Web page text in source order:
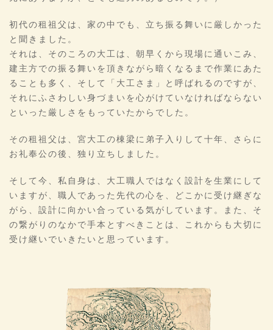
初代の租祖父は、家の中でも、立ち振る舞いに厳しかった
と聞きました。
それは、そのころの大工は、朝早くから現場に通いこみ、
建主方での振る舞いを頂きながら暗くなるまで作業にあた
ることも多く、そして「大工さま」と呼ばれるのですが、
それにふさわしい身づまいを心がけていなければならない
といった厳しさをもっていたからでした。
その租祖父は、宮大工の棟梁に弟子入りして十年、さらに
お礼奉公の後、独り立ちしました。
そして今、私自身は、大工職人ではなく設計を生業にして
いますが、職人であった先代の心を、どこかに受け継ぎな
がら、設計に向かい合っている気がしています。また、そ
の繋がりのなかで手本とすべきことは、これからも大切に
受け継いでいきたいと思っています。